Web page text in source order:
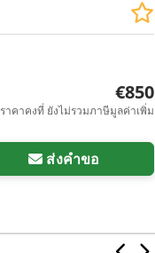
€850
ราคาคงที่ ยังไม่รวมภาษีมูลค่าเพิ่ม
ส่งคำขอ